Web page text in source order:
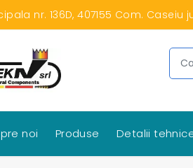
nr. 136D, 407155 Com. Caseiu
noi Produse Detalii